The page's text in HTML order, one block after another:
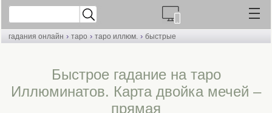
гадания онлайн › таро › таро иллюм. › быстрые
Быстрое гадание на таро
Иллюминатов. Карта двойка мечей –
прямая